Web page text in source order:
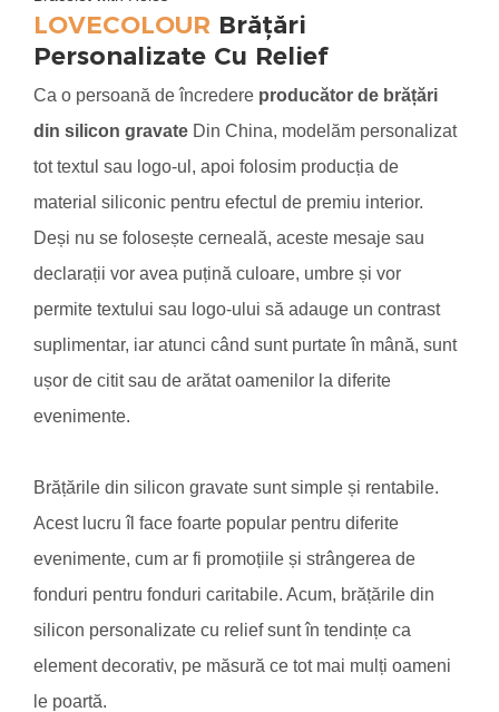
LOVECOLOUR Brățări
Personalizate Cu Relief
Ca o persoană de încredere producător de brățări
din silicon gravate Din China, modelăm personalizat
tot textul sau logo-ul, apoi folosim producția de
material siliconic pentru efectul de premiu interior.
Deși nu se folosește cerneală, aceste mesaje sau
declarații vor avea puțină culoare, umbre și vor
permite textului sau logo-ului să adauge un contrast
suplimentar, iar atunci când sunt purtate în mână, sunt
ușor de citit sau de arătat oamenilor la diferite
evenimente.
Brățările din silicon gravate sunt simple și rentabile.
Acest lucru îl face foarte popular pentru diferite
evenimente, cum ar fi promoțiile și strângerea de
fonduri pentru fonduri caritabile. Acum, brățările din
silicon personalizate cu relief sunt în tendințe ca
element decorativ, pe măsură ce tot mai mulți oameni
le poartă.